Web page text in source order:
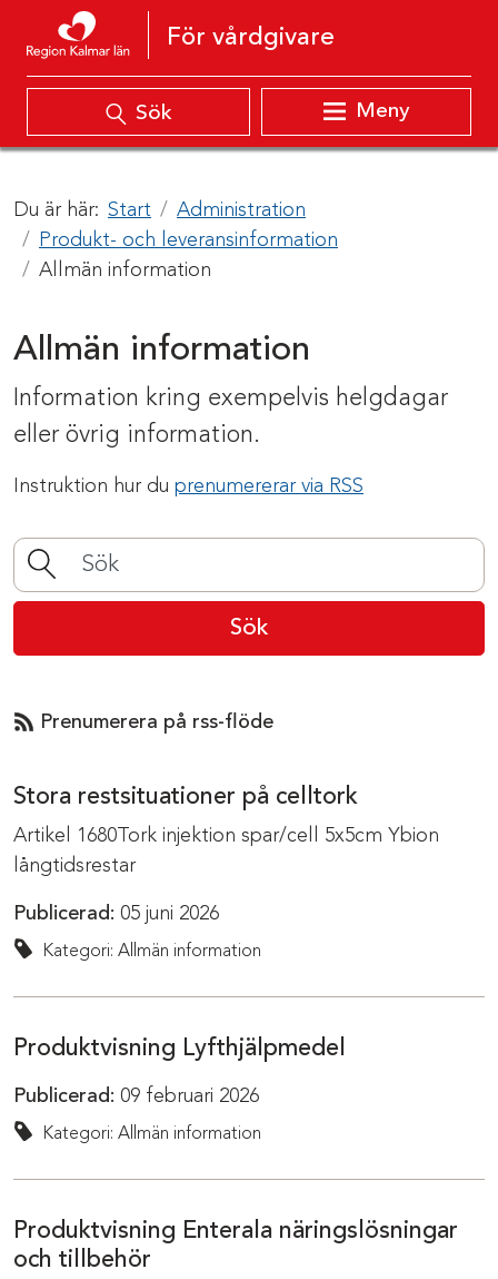
Hoppa till innehåll
För vårdgivare
Sök Meny
Du är här: Start
Administration
Produkt- och leveransinformation
Allmän information
Allmän information
Information kring exempelvis helgdagar
eller övrig information.
Instruktion hur du prenumererar via RSS
Sök
Prenumerera på rss-flöde
Stora restsituationer på celltork
Artikel 1680Tork injektion spar/cell 5x5cm Ybion
långtidsrestar
Publicerad: 05 juni 2026
Kategori: Allmän information
Produktvisning Lyfthjälpmedel
Publicerad: 09 februari 2026
Kategori: Allmän information
Produktvisning Enterala näringslösningar
och tillbehör